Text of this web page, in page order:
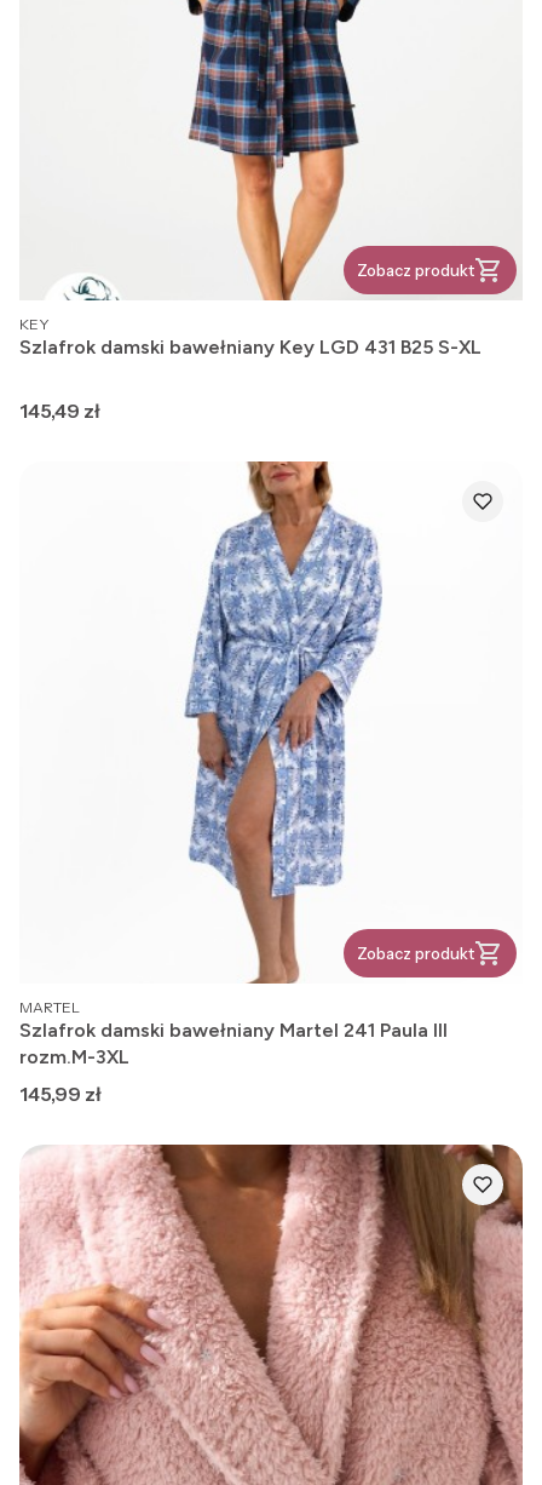
Zobacz produkt
PRODUCENT
KEY
Szlafrok damski bawełniany Key LGD 431 B25 S-XL
Cena
145,49 zł
Zobacz produkt
PRODUCENT
MARTEL
Szlafrok damski bawełniany Martel 241 Paula III
rozm.M-3XL
Cena
145,99 zł